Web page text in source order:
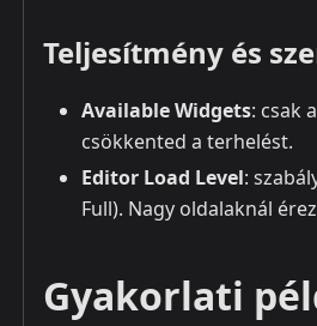
Teljesítmény és
Available Widgets: csak
csökkented a terhelést.
Editor Load Level:
Full). Nagy oldalaknál
Gyakorlati